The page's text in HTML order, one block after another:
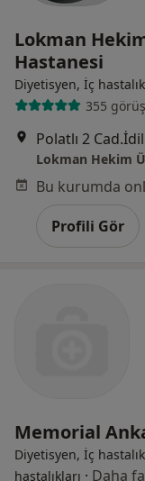
Lokman
Hastanesi
Diyetisyen, İç
355 görüş
Lokman Hekim
Profili Gör
Memorial
Diyetisyen, İç
hastalıkları · Daha